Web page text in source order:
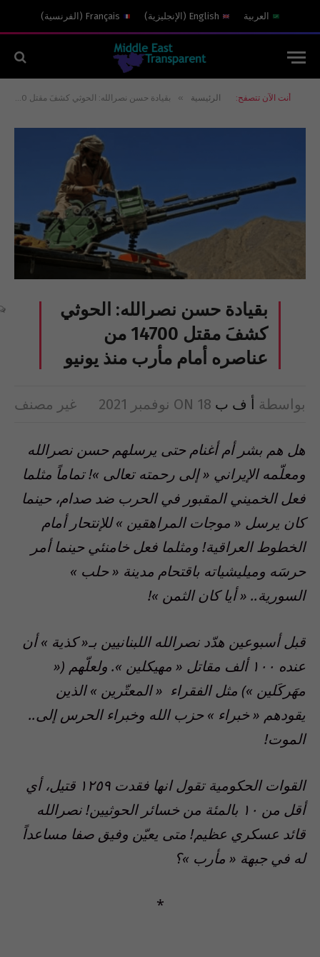
العربية English
( الإنجليزية)
Français
( الفرنسية)
أنت الآن تتصفح: الرئيسية » بقيادة حسن نصرالله: الحوثي كشفَ مقتل 14700 من عناصره أمام مأرب منذ يونيو
بقيادة حسن نصرالله: الحوثي
كشفَ مقتل 14700 من
عناصره أمام مأرب منذ يونيو
بواسطة أ ف ب ON 18 نوفمبر 2021 غير مصنف
هل هم بشر أم أغنام حتى يرسلهم حسن نصرالله
ومعلّمه الإيراني « إلى رحمته تعالى »! تماماً مثلما
فعل الخميني المقبور في الحرب ضد صدام، حينما
كان يرسل « موجات المراهقين » للإنتحار أمام
الخطوط العراقية! ومثلما فعل خامنئي حينما أمر
حرسَه وميليشياته باقتحام مدينة « حلب »
السورية.. « أيا كان الثمن »!
قبل أسبوعين هدّد نصرالله اللبنانيين بـ« كذية » أن
عنده ١٠٠ ألف مقاتل « مهيكلين ». ولعلّهم («
مهَركَلين ») مثل الفقراء « المعتّرين » الذين
يقودهم « خبراء » حزب الله وخبراء الحرس إلى..
الموت!
القوات الحكومية تقول انها فقدت ١٢٥٩ قتيل، أي
أقل من ١٠ بالمئة من خسائر الحوثيين! نصرالله
قائد عسكري عظيم! متى يعيّن وفيق صفا مساعداً
له في جبهة « مأرب »؟
*